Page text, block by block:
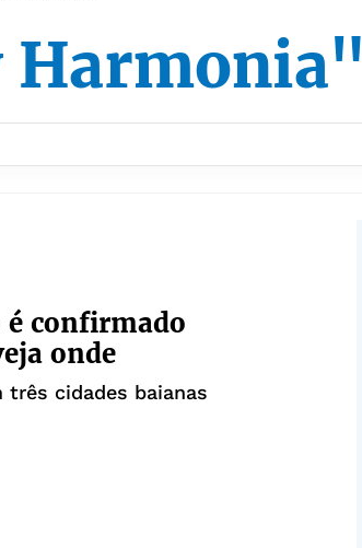
Harmonia"
é confirmado
onde
três cidades baianas